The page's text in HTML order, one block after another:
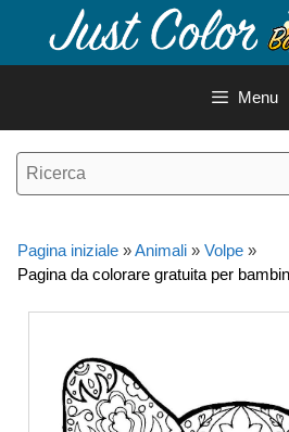
contenuto
Menu
Pagina iniziale »Animali » Volpe »
Pagina da colorare gratuita per